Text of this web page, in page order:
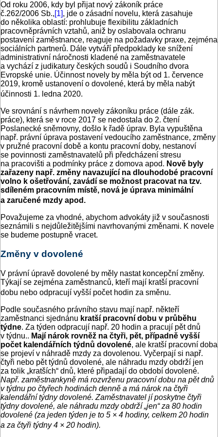
Od roku 2006, kdy byl přijat nový zákoník práce
č.262/2006 Sb.,[1], jde o zásadní novelu, která zasahuje
do několika oblastí: prohlubuje flexibilitu základních
pracovněprávních vztahů, aniž by oslabovala ochranu
postavení zaměstnance, reaguje na požadavky praxe, zejména
sociálních partnerů. Dále vytváří předpoklady ke snížení
administrativní náročnosti kladené na zaměstnavatele
a vychází z judikatury českých soudů i Soudního dvora
Evropské unie. Účinnost novely by měla být od 1. července
2019, kromě ustanovení o dovolené, která by měla nabýt
účinnosti 1. ledna 2020.
Ve srovnání s návrhem novely zákoníku práce (dále zák.
práce), která se v roce 2017 se nedostala do 2. čtení
Poslanecké sněmovny, došlo k řadě úprav. Byla vypuštěna
např. právní úprava postavení vedoucího zaměstnance, změny
v pružné pracovní době a kontu pracovní doby, nestanoví
se povinnosti zaměstnavatelů při předcházení stresu
na pracovišti a podmínky práce z domova apod. Nově byly
zařazeny např. změny navazující na dlouhodobé pracovní
volno k ošetřování, zavádí se možnost pracovat na tzv.
sdíleném pracovním místě, nová je úprava minimální
a zaručené mzdy apod.
Považujeme za vhodné, abychom advokáty již v současnosti
seznámili s nejdůležitějšími navrhovanými změnami. K novele
se budeme postupně vracet.
Změny v dovolené
V právní úpravě dovolené by měly nastat koncepční změny.
Týkají se zejména zaměstnanců, kteří mají kratší pracovní
dobu nebo odpracují vyšší počet hodin za směnu.
Podle současného právního stavu mají např. někteří
zaměstnanci sjednánu kratší pracovní dobu v průběhu
týdne. Za týden odpracují např. 20 hodin a pracují pět dnů
v týdnu.. Mají nárok rovněž na čtyři, pět, případně vyšší
počet kalendářních týdnů dovolené, ale kratší pracovní doba
se projeví v náhradě mzdy za dovolenou. Vyčerpají si např.
čtyři nebo pět týdnů dovolené, ale náhradu mzdy obdrží jen
za tolik „kratších“ dnů, které připadají do období dovolené.
Např. zaměstnankyně má rozvrženu pracovní dobu na pět dnů
v týdnu po čtyřech hodinách denně a má nárok na čtyři
kalendářní týdny dovolené. Zaměstnavatel jí poskytne čtyři
týdny dovolené, ale náhradu mzdy obdrží „jen“ za 80 hodin
dovolené (za jeden týden je to 5 × 4 hodiny, celkem 20 hodin
a za čtyři týdny 4 × 20 hodin).